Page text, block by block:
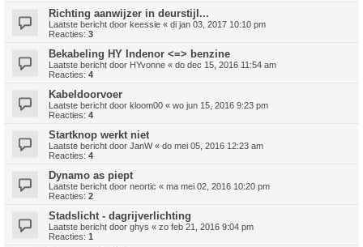
Richting aanwijzer in deurstijl...
Laatste bericht door keessie « di jan 03, 2017 10:10 pm
Reacties: 3
Bekabeling HY Indenor <=> benzine
Laatste bericht door HYvonne « do dec 15, 2016 11:54 am
Reacties: 4
Kabeldoorvoer
Laatste bericht door kloom00 « wo jun 15, 2016 9:23 pm
Reacties: 4
Startknop werkt niet
Laatste bericht door JanW« do mei 05, 2016 12:23 am
Reacties: 4
Dynamo as piept
Laatste bericht door neortic « ma mei 02, 2016 10:20 pm
Reacties: 2
Stadslicht - dagrijverlichting
Laatste bericht door ghys « zo feb 21, 2016 9:04 pm
Reacties: 1